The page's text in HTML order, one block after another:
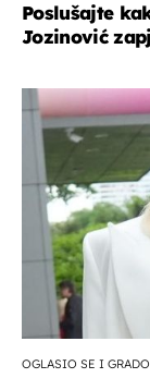
Poslušajte
Jozinović
OGLASIO SE I